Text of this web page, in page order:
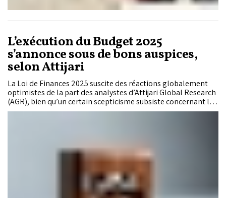
L’exécution du Budget 2025
s’annonce sous de bons auspices,
selon Attijari
La Loi de Finances 2025 suscite des réactions globalement
optimistes de la part des analystes d’Attijari Global Research
(AGR), bien qu’un certain scepticisme subsiste concernant les
hypothèses liées à la performance agricole. Ce budget, qui